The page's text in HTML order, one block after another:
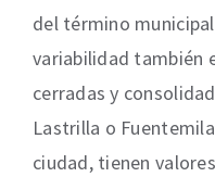
del término
variabilidad también
cerradas y
Lastrilla o
ciudad, tienen